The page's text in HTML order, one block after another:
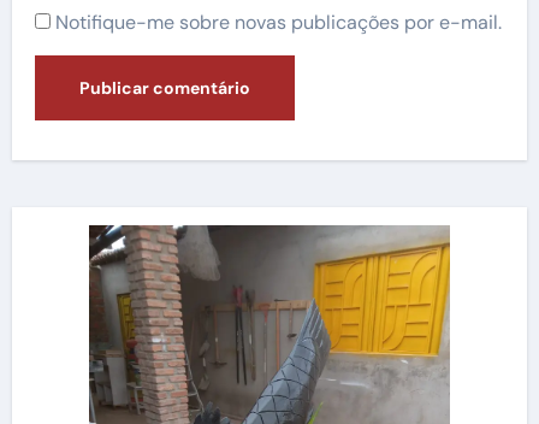
Notifique-me sobre novas publicações por e-mail.